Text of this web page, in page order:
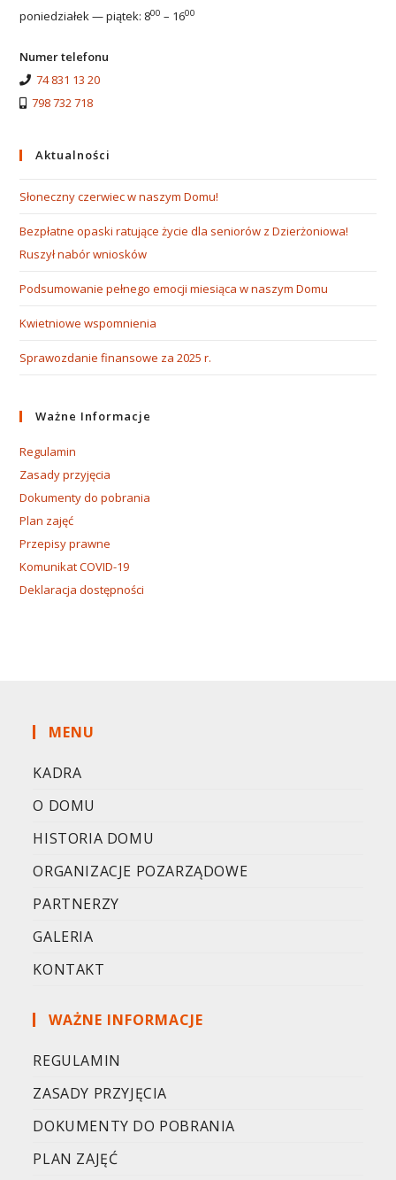
poniedziałek — piątek: 800 – 1600
Numer telefonu
74 831 13 20
798 732 718
Aktualności
Słoneczny czerwiec w naszym Domu!
Bezpłatne opaski ratujące życie dla seniorów z Dzierżoniowa!
Ruszył nabór wniosków
Podsumowanie pełnego emocji miesiąca w naszym Domu
Kwietniowe wspomnienia
Sprawozdanie finansowe za 2025 r.
Ważne Informacje
Regulamin
Zasady przyjęcia
Dokumenty do pobrania
Plan zajęć
Przepisy prawne
Komunikat COVID-19
Deklaracja dostępności
MENU
KADRA
O DOMU
HISTORIA DOMU
ORGANIZACJE POZARZĄDOWE
PARTNERZY
GALERIA
KONTAKT
WAŻNE INFORMACJE
REGULAMIN
ZASADY PRZYJĘCIA
DOKUMENTY DO POBRANIA
PLAN ZAJĘĆ